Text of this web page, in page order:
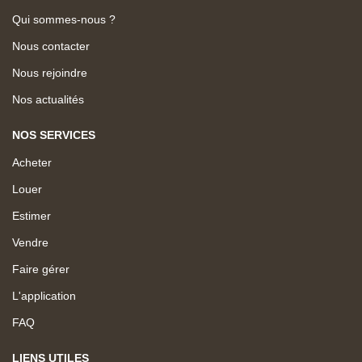
Qui sommes-nous ?
Nous contacter
Nous rejoindre
Nos actualités
NOS SERVICES
Acheter
Louer
Estimer
Vendre
Faire gérer
L'application
FAQ
LIENS UTILES